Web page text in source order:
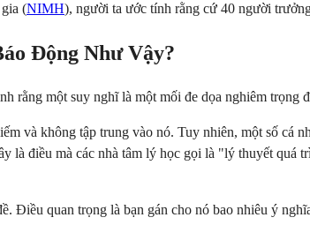
(NIMH), người ta ước tính rằng cứ 40 người
Động Như Vậy?
rằng một suy nghĩ là một mối đe dọa nghiêm
và không tập trung vào nó. Tuy nhiên, một số cá
là điều mà các nhà tâm lý học gọi là "lý thuyết
Điều quan trọng là bạn gán cho nó bao nhiêu ý